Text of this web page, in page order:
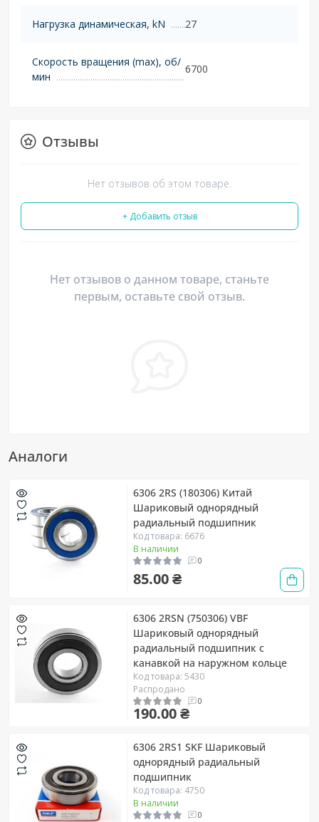
Нагрузка динамическая, kN 27
Скорость вращения (max), об/
мин
6700
Отзывы
Нет отзывов об этом товаре.
+ Добавить отзыв
Нет отзывов о данном товаре, станьте
первым, оставьте свой отзыв.
Аналоги
6306 2RS (180306) Китай
Шариковый однорядный
радиальный подшипник
Код товара: 6676
В наличии
0
85.00 ₴
6306 2RSN (750306) VBF
Шариковый однорядный
радиальный подшипник с
канавкой на наружном кольце
Код товара: 5430
Распродано
0
190.00 ₴
6306 2RS1 SKF Шариковый
однорядный радиальный
подшипник
Код товара: 4750
В наличии
0